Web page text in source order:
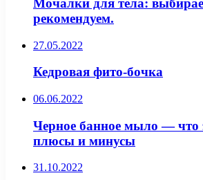
Мочалки для тела:
рекомендуем.
27.05.2022
Кедровая фито-бочка
06.06.2022
Черное банное мыло — что
плюсы и минусы
31.10.2022